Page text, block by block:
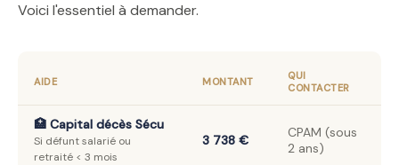
Voici l'essentiel à demander.
AIDE MONTANT
QUI
CONTACTER
🏥 Capital décès Sécu
Si défunt salarié ou
retraité < 3 mois
3 738 €
CPAM (sous
2 ans)